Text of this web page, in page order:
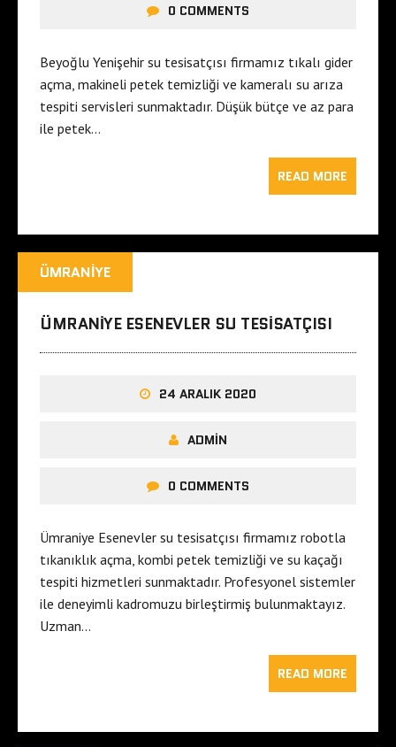
0 COMMENTS
Beyoğlu Yenişehir su tesisatçısı firmamız tıkalı gider
açma, makineli petek temizliği ve kameralı su arıza
tespiti servisleri sunmaktadır. Düşük bütçe ve az para
ile petek…
READ MORE
ÜMRANIYE
ÜMRANIYE ESENEVLER SU TESISATÇISI
24 ARALIK 2020
ADMIN
0 COMMENTS
Ümraniye Esenevler su tesisatçısı firmamız robotla
tıkanıklık açma, kombi petek temizliği ve su kaçağı
tespiti hizmetleri sunmaktadır. Profesyonel sistemler
ile deneyimli kadromuzu birleştirmiş bulunmaktayız.
Uzman…
READ MORE